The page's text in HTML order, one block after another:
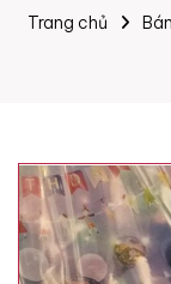
Trang chủ